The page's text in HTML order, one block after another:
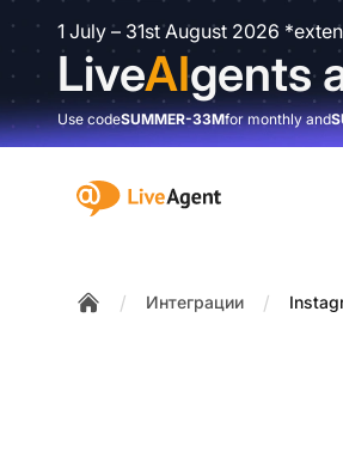
1 July – 31st August 2026
LiveAIgents
Use codeSUMMER-33Mfor monthly and
:site.title
/ Интеграции /